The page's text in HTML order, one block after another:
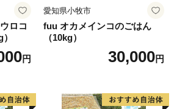
ロコ
円
愛知県小牧市
fuu オカメインコのごはん
（10kg）
30,000円